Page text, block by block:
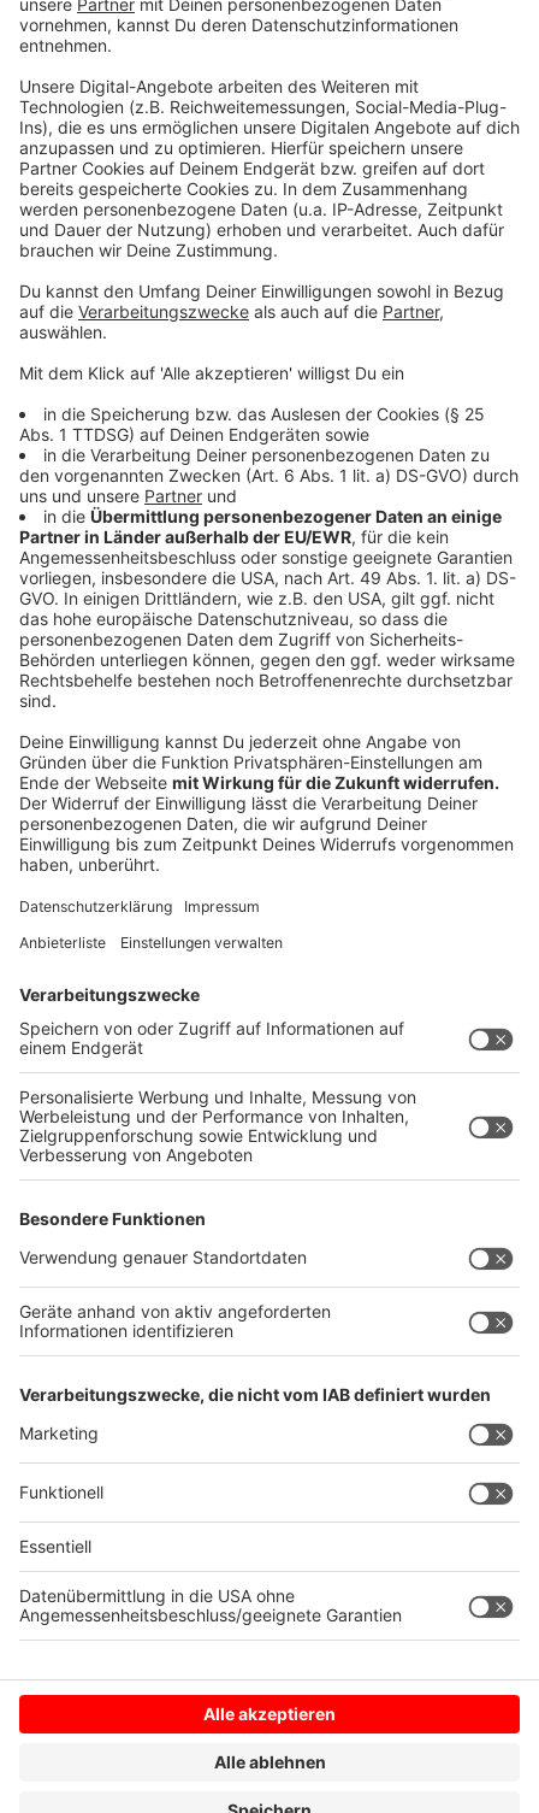
Anzeige
Im Wahlkampf setzt Sahra Wagenknecht kurz vor der
Wahl nun alles auf eine Karte, da ein Scheitern ihrer
Partei im Bundestag ihre politische
Bedeutungslosigkeit bedeuten würde. Im Gespräch
mit Thorsten Ortmann sagte sie uns: "Wenn wir nicht in
den Bundestag einziehen, wäre ich politisch kein
Faktor mehr."
Hört hier das komplette Interview
Das Interview mit FDP-Spitzenkandidat
Christian Lindner
Anzeige
Anzeige
FDP und dem ehemaligen Bundesfinanzminister,
Christian Lindner, zum Interview getroffen. Lindner
beschreibt sich im Interview als Anwalt der Bürger,
fordert weniger Bürokratie und niedrigere Steuern. Die
Ukraine will er bedingungslos weiter unterstützen und
Deutschland herbeiführen.
Unsere Faktenchecks zu den wichtigsten
Wahlkampfthemen
Zu den Themen Klima, Migration, Steuern,
Wohnungsnot und Fake News bieten wir euch
Faktenchecks zur Bundestagswahl 2025
notwendigen Quellen, die wir bei der Analyse
diesen Linkklicken.